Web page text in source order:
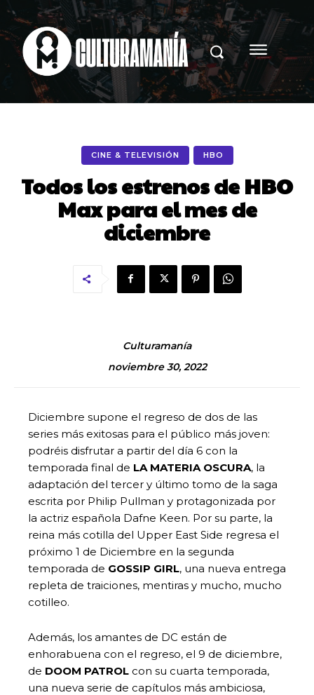
CINE & TELEVISIÓN HBO
Todos los estrenos de HBO
Max para el mes de
diciembre
Culturamanía
noviembre 30, 2022
Diciembre supone el regreso de dos de las
series más exitosas para el público más joven:
podréis disfrutar a partir del día 6 con la
temporada final de LA MATERIA OSCURA, la
adaptación del tercer y último tomo de la saga
escrita por Philip Pullman y protagonizada por
la actriz española Dafne Keen. Por su parte, la
reina más cotilla del Upper East Side regresa el
próximo 1 de Diciembre en la segunda
temporada de GOSSIP GIRL, una nueva entrega
repleta de traiciones, mentiras y mucho, mucho
cotilleo.
Además, los amantes de DC están de
enhorabuena con el regreso, el 9 de diciembre,
de DOOM PATROL con su cuarta temporada,
una nueva serie de capítulos más ambiciosa,